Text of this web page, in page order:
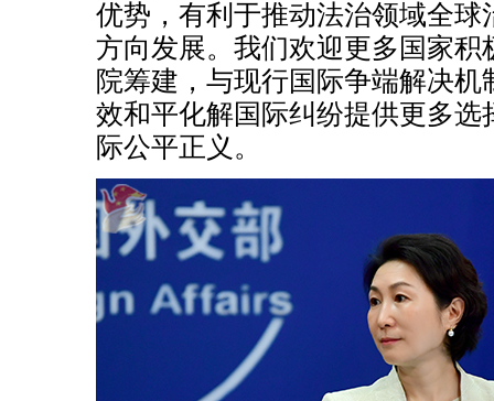
优势，有利于推动法治领域全球
方向发展。我们欢迎更多国家积
院筹建，与现行国际争端解决
效和平化解国际纠纷提供更多选
际公平正义。